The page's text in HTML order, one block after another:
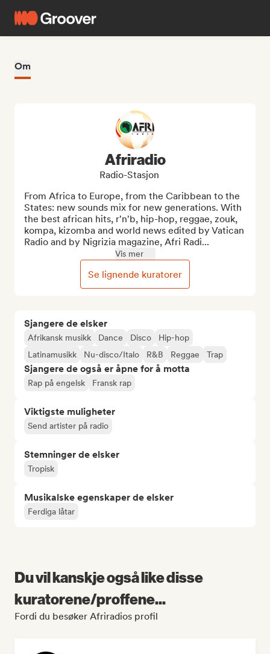
Om
Sjangere de elsker
Afrikansk musikk Dance Disco
Hip-hop
Latinamusikk
Nu-disco/Italo R&B Reggae Trap
Sjangere de også er åpne for å motta
Rap på engelsk Fransk rap
Viktigste muligheter
Send artister på radio
Stemninger de elsker
Tropisk
Musikalske egenskaper de elsker
Ferdiga låtar
Afriradio
Radio-Stasjon
From Africa to Europe, from the Caribbean to the
States: new sounds mix for new generations. With
the best african hits, r'n'b, hip-hop, reggae, zouk,
kompa, kizomba and world news edited by Vatican
Radio and by Nigrizia magazine, Afri Radi...
Vis mer
Se lignende kuratorer
Du vil kanskje også like disse
kuratorene/proffene...
Fordi du besøker Afriradios profil